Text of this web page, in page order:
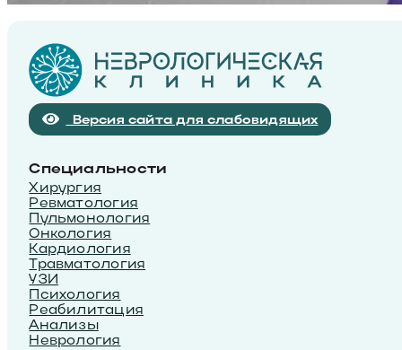
Версия сайта для слабовидящих
Специальности
Хирургия
Ревматология
Пульмонология
Онкология
Кардиология
Травматология
УЗИ
Психология
Реабилитация
Анализы
Неврология